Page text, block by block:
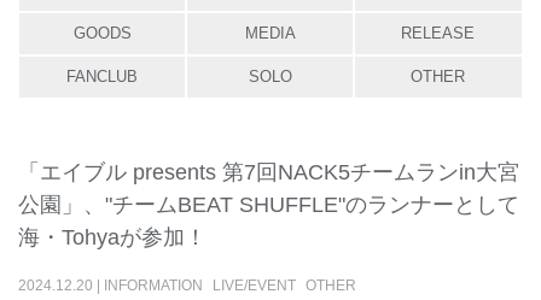
GOODS MEDIA RELEASE
FANCLUB SOLO OTHER
「エイブル presents 第7回NACK5チームランin大宮
公園」、"チームBEAT SHUFFLE"のランナーとして
海・Tohyaが参加！
2024.12.20 INFORMATION LIVE/EVENT OTHER